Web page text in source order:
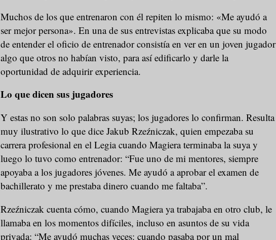
Muchos de los que entrenaron con él repiten lo mismo: «Me ayudó a
ser mejor persona». En una de sus entrevistas explicaba que su modo
de entender el oficio de entrenador consistía en ver en un joven jugador
algo que otros no habían visto, para así edificarlo y darle la
oportunidad de adquirir experiencia.
Lo que dicen sus jugadores
Y estas no son solo palabras suyas; los jugadores lo confirman. Resulta
muy ilustrativo lo que dice Jakub Rzeźniczak, quien empezaba su
carrera profesional en el Legia cuando Magiera terminaba la suya y
luego lo tuvo como entrenador: “Fue uno de mi mentores, siempre
apoyaba a los jugadores jóvenes. Me ayudó a aprobar el examen de
bachillerato y me prestaba dinero cuando me faltaba”.
Rzeźniczak cuenta cómo, cuando Magiera ya trabajaba en otro club, le
llamaba en los momentos difíciles, incluso en asuntos de su vida
privada: “Me ayudó muchas veces: cuando pasaba por un mal